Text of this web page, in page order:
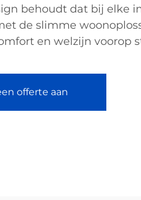
behoudt dat bij elke
de slimme
en welzijn voorop
offerte aan